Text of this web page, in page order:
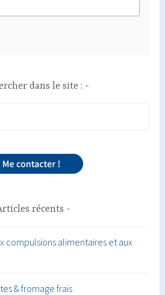
dans le site :
récents
compulsions alimentaires et aux
& fromage frais